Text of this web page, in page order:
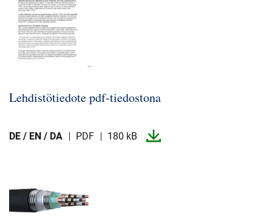
Lehdistötiedote pdf-​tiedostona
DE / EN / DA PDF 180 kB